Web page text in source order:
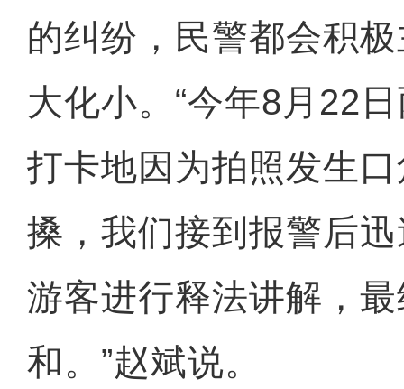
的纠纷，民警都会积
大化小。“今年8月22
打卡地因为拍照发生
搡，我们接到报警后
游客进行释法讲解，
和。”赵斌说。